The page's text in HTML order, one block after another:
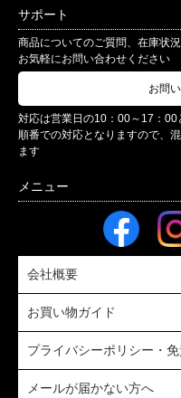
サポート
商品についてのご質問、在庫状
お気軽にお問い合わせください
お問
対応は営業日の10：00～17：00
順番での対応となりますので、
ます
会社概要
お買い物ガイド
プライバシーポリシー・
メールが届かない方へ